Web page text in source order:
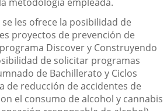
se les ofrece la posibilidad de
proyectos de prevención de
Discover y Construyendo
de solicitar programas
de Bachillerato y Ciclos
de reducción de accidentes de
el consumo de alcohol y cannabis